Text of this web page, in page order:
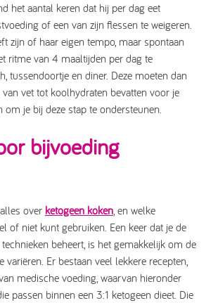
het aantal keren dat hij per dag eet
of een van zijn flessen te weigeren.
zijn of haar eigen tempo, maar spontaan
ritme van 4 maaltijden per dag te
tussendoortje en diner. Deze moeten dan
vet tot koolhydraten bevatten voor je
om je bij deze stap te ondersteunen.
bijvoeding
over ketogeen koken, en welke
of niet kunt gebruiken. Een keer dat je de
beheert, is het gemakkelijk om de
variëren. Er bestaan veel lekkere recepten,
medische voeding, waarvan hieronder
passen binnen een 3:1 ketogeen dieet. Die